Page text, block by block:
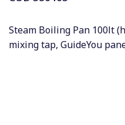
Steam Boiling Pan 100lt
mixing tap, GuideYou